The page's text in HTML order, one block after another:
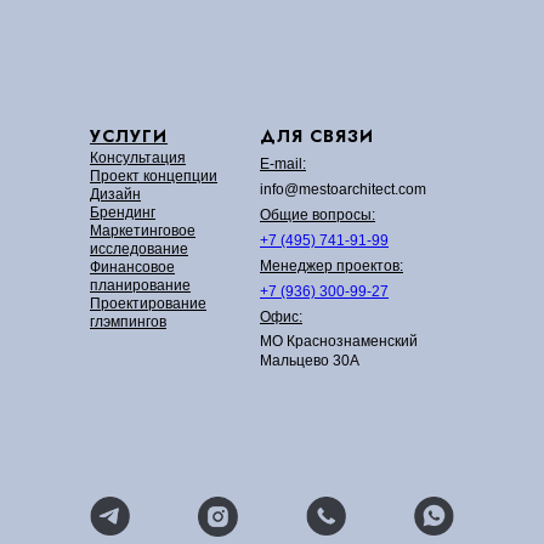
ДЛЯ СВЯЗИ
E-mail:
info@mestoarchitect.com
Общие вопросы:
+7 (495) 741-91-99
Менеджер проектов:
+7 (936) 300-99-27
Офис:
МО Краснознаменский
Мальцево 30А
УСЛУГИ
Консультация
Проект концепции
Дизайн
Брендинг
Маркетинговое
исследование
Финансовое
планирование
Проектирование
глэмпингов